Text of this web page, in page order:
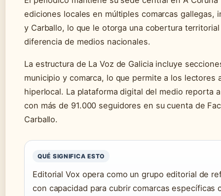
ediciones locales en múltiples comarcas gallegas,
y Carballo, lo que le otorga una cobertura
diferencia de medios nacionales.
La estructura de La Voz de Galicia incluye
municipio y comarca, lo que permite a los lectores
hiperlocal. La plataforma digital del medio reporta
con más de 91.000 seguidores en su cuenta de
Carballo.
QUÉ SIGNIFICA ESTO
Editorial Vox opera como un grupo editorial de
con capacidad para cubrir comarcas específicas